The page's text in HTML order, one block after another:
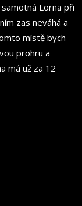
Lorna při
zas neváhá a
místě bych
prohru a
má už za 12